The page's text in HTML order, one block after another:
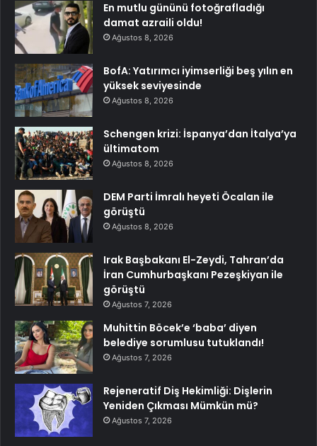
En mutlu gününü fotoğrafladığı
damat azraili oldu!
Ağustos 8, 2026
BofA: Yatırımcı iyimserliği beş yılın en
yüksek seviyesinde
Ağustos 8, 2026
Schengen krizi: İspanya’dan İtalya’ya
ültimatom
Ağustos 8, 2026
DEM Parti İmralı heyeti Öcalan ile
görüştü
Ağustos 8, 2026
Irak Başbakanı El-Zeydi, Tahran’da
İran Cumhurbaşkanı Pezeşkiyan ile
görüştü
Ağustos 7, 2026
Muhittin Böcek’e ‘baba’ diyen
belediye sorumlusu tutuklandı!
Ağustos 7, 2026
Rejeneratif Diş Hekimliği: Dişlerin
Yeniden Çıkması Mümkün mü?
Ağustos 7, 2026